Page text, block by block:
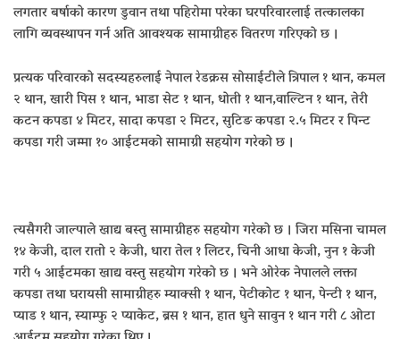
लगतार बर्षाको कारण डुवान तथा पहिरोमा परेका घरपरिवारलाई तत्कालका
लागि व्यवस्थापन गर्न अति आवश्यक सामाग्रीहरु वितरण गरिएको छ ।
प्रत्यक परिवारको सदस्यहरुलाई नेपाल रेडक्रस सोसाईटीले त्रिपाल १ थान, कमल
२ थान, खारी पिस १ थान, भाडा सेट १ थान, धोती १ थान,वाल्टिन १ थान, तेरी
कटन कपडा ४ मिटर, सादा कपडा २ मिटर, सुटिङ कपडा २.५ मिटर र पिन्ट
कपडा गरी जम्मा १० आईटमको सामाग्री सहयोग गरेको छ ।
त्यसैगरी जाल्पाले खाद्य बस्तु सामाग्रीहरु सहयोग गरेको छ । जिरा मसिना चामल
१४ केजी, दाल रातो २ केजी, धारा तेल १ लिटर, चिनी आधा केजी, नुन १ केजी
गरी ५ आईटमका खाद्य वस्तु सहयोग गरेको छ । भने ओरेक नेपालले लक्ता
कपडा तथा घरायसी सामाग्रीहरु म्याक्सी १ थान, पेटीकोट १ थान, पेन्टी १ थान,
प्याड १ थान, स्याम्फु २ प्याकेट, ब्रस १ थान, हात धुने सावुन १ थान गरी ८ ओटा